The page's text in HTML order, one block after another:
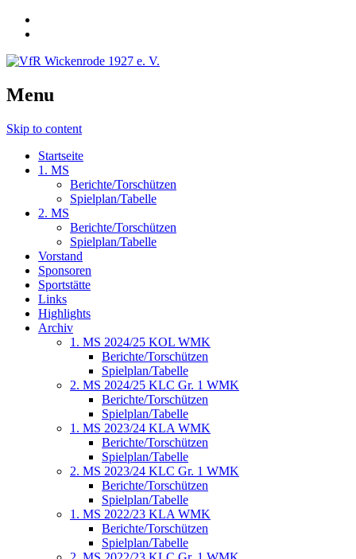
Menu
Skip to content
Startseite
1. MS
Berichte/Torschützen
Spielplan/Tabelle
2. MS
Berichte/Torschützen
Spielplan/Tabelle
Vorstand
Sponsoren
Sportstätte
Links
Highlights
Archiv
1. MS 2024/25 KOL WMK
Berichte/Torschützen
Spielplan/Tabelle
2. MS 2024/25 KLC Gr. 1 WMK
Berichte/Torschützen
Spielplan/Tabelle
1. MS 2023/24 KLA WMK
Berichte/Torschützen
Spielplan/Tabelle
2. MS 2023/24 KLC Gr. 1 WMK
Berichte/Torschützen
Spielplan/Tabelle
1. MS 2022/23 KLA WMK
Berichte/Torschützen
Spielplan/Tabelle